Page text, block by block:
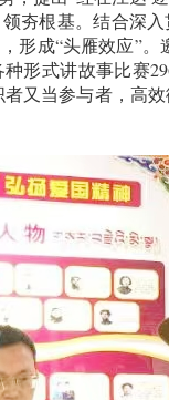
夯根基。结合深
形成“头雁效应”
形式讲故事比赛
又当参与者，高